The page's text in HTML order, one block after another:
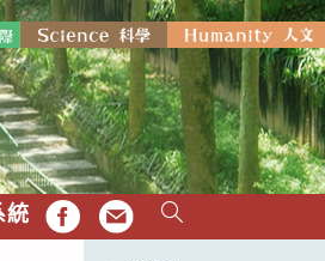
統 FB EMAIL